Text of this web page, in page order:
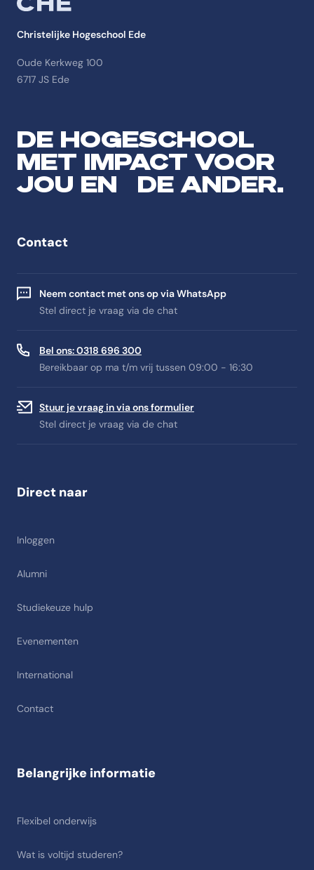
Christelijke Hogeschool Ede
Oude Kerkweg 100
6717 JS Ede
DE HOGESCHOOL
MET IMPACT VOOR
JOU EN DE ANDER.
Contact
Neem contact met ons op via WhatsApp
Stel direct je vraag via de chat
Bel ons: 0318 696 300
Bereikbaar op ma t/m vrij tussen 09:00 - 16:30
Stuur je vraag in via ons formulier
Stel direct je vraag via de chat
Direct naar
Inloggen
Alumni
Studiekeuze hulp
Evenementen
International
Contact
Belangrijke informatie
Flexibel onderwijs
Wat is voltijd studeren?